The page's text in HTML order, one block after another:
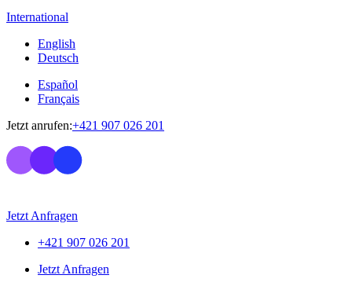
International
English
Deutsch
Español
Français
Jetzt anrufen:+421 907 026 201
Jetzt Anfragen
+421 907 026 201
Jetzt Anfragen